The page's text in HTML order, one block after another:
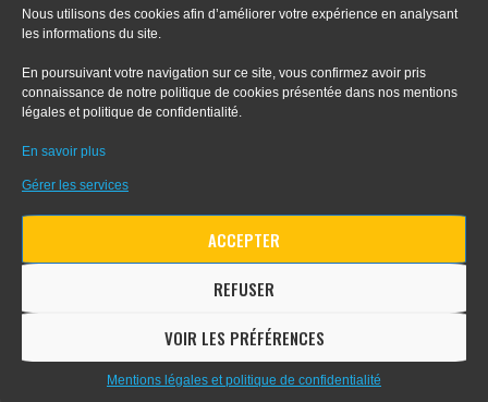
Nous utilisons des cookies afin d’améliorer votre expérience en analysant
les informations du site.
En poursuivant votre navigation sur ce site, vous confirmez avoir pris
connaissance de notre politique de cookies présentée dans nos mentions
légales et politique de confidentialité.
En savoir plus
Gérer les services
ACCEPTER
REFUSER
VOIR LES PRÉFÉRENCES
Mentions légales et politique de confidentialité
- Tout sur le dessin en perspective
- Apprendre le digital painting
- Apprendre la perspective d'intérieur
COMMUNAUTÉ FACEBOOK